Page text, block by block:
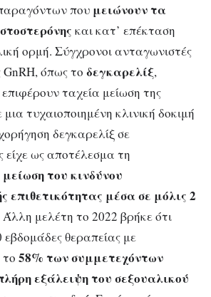
που μειώνουν τα
και κατ’ επέκταση
ορμή. Σύγχρονοι ανταγωνιστές
όπως το δεγκαρελίξ,
ταχεία μείωση της
μια τυχαιοποιημένη κλινική δοκιμή
δεγκαρελίξ σε
είχε ως αποτέλεσμα τη
του κινδύνου
επιθετικότητας μέσα σε μόλις 2
Άλλη μελέτη το 2022 βρήκε ότι
θεραπείας με
58% των συμμετεχόντων
εξάλειψη του σεξουαλικού